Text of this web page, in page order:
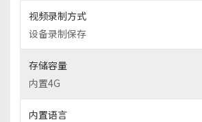
视频录制方式
设备录制保存
存储容量
内置4G
内置语言